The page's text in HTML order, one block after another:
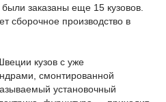
заказаны еще 15 кузовов.
сборочное производство в
кузов с уже
смонтированной
установочный